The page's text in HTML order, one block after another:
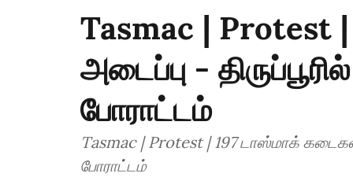
Tasmac | Protest
அடைப்பு -
போராட்டம்
Tasmac | Protest | 197 டாஸ்மாக்
போராட்டம்